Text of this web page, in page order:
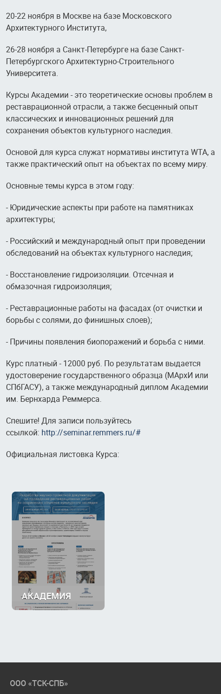
20-22 ноября в Москве на базе Московского
Архитектурного Института,
26-28 ноября а Санкт-Петербурге на базе Санкт-
Петербургского Архитектурно-Строительного
Университета.
Курсы Академии - это теоретические основы проблем в
реставрационной отрасли, а также бесценный опыт
классических и инновационных решений для
сохранения объектов культурного наследия.
Основой для курса служат нормативы института WTA, а
также практический опыт на объектах по всему миру.
Основные темы курса в этом году:
- Юридические аспекты при работе на памятниках
архитектуры;
- Российский и международный опыт при проведении
обследований на объектах культурного наследия;
- Восстановление гидроизоляции. Отсечная и
обмазочная гидроизоляция;
- Реставрационные работы на фасадах (от очистки и
борьбы с солями, до финишных слоев);
- Причины появления биопоражений и борьба с ними.
Курс платный - 12000 руб. По результатам выдается
удостоверение государственного образца (МАрхИ или
СПбГАСУ), а также международный диплом Академии
им. Бернхарда Реммерса.
Спешите! Для записи пользуйтесь
ссылкой: http://seminar.remmers.ru/#
Официальная листовка Курса:
АКАДЕМИЯ
ООО «ТСК-СПБ»